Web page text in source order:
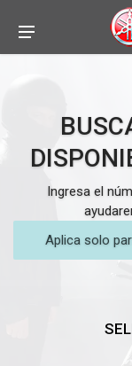
Ingresa el
Aplica solo